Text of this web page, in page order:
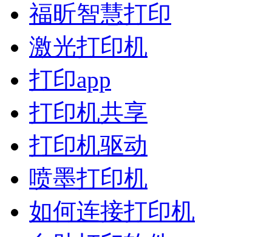
福昕智慧打印
激光打印机
打印app
打印机共享
打印机驱动
喷墨打印机
如何连接打印机